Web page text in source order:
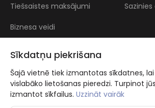
Sīkdatņu piekrišana
Šajā vietnē tiek izmantotas sīkdatnes,
vislabāko lietošanas pieredzi. Turpinot
izmantot sīkfailus. Uzzināt vairāk
Tiešsaistes maksājumi
Biznesa veidi